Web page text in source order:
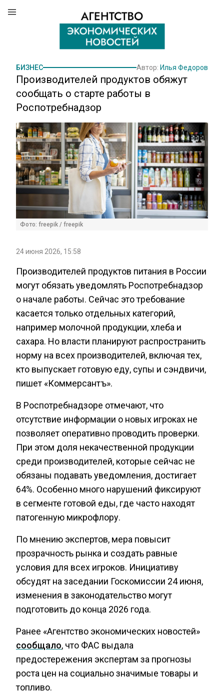
БИЗНЕС Автор: Илья Федоров
Производителей продуктов обяжут
сообщать о старте работы в
Роспотребнадзор
Фото: freepik / freepik
24 июня 2026, 15:58
Производителей продуктов питания в России
могут обязать уведомлять Роспотребнадзор
о начале работы. Сейчас это требование
касается только отдельных категорий,
например молочной продукции, хлеба и
сахара. Но власти планируют распространить
норму на всех производителей, включая тех,
кто выпускает готовую еду, супы и сэндвичи,
пишет «Коммерсантъ».
В Роспотребнадзоре отмечают, что
отсутствие информации о новых игроках не
позволяет оперативно проводить проверки.
При этом доля некачественной продукции
среди производителей, которые сейчас не
обязаны подавать уведомления, достигает
64%. Особенно много нарушений фиксируют
в сегменте готовой еды, где часто находят
патогенную микрофлору.
По мнению экспертов, мера повысит
прозрачность рынка и создать равные
условия для всех игроков. Инициативу
обсудят на заседании Госкомиссии 24 июня,
изменения в законодательство могут
подготовить до конца 2026 года.
Ранее «Агентство экономических новостей»
сообщало, что ФАС выдала
предостережения экспертам за прогнозы
роста цен на социально значимые товары и
топливо.